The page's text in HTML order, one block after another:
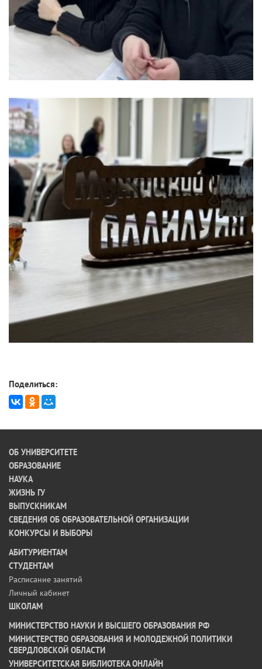
Поделиться:
ОБ УНИВЕРСИТЕТЕ
ОБРАЗОВАНИЕ
НАУКА
ЖИЗНЬ ГУ
ВЫПУСКНИКАМ
СВЕДЕНИЯ ОБ ОБРАЗОВАТЕЛЬНОЙ ОРГАНИЗАЦИИ
КОНКУРСЫ И ВЫБОРЫ
АБИТУРИЕНТАМ
СТУДЕНТАМ
Расписание занятий
Личный кабинет
ШКОЛАМ
МИНИСТЕРСТВО НАУКИ И ВЫСШЕГО ОБРАЗОВАНИЯ РФ
МИНИСТЕРСТВО ОБРАЗОВАНИЯ И МОЛОДЕЖНОЙ ПОЛИТИКИ
СВЕРДЛОВСКОЙ ОБЛАСТИ
УНИВЕРСИТЕТСКАЯ БИБЛИОТЕКА ОНЛАЙН